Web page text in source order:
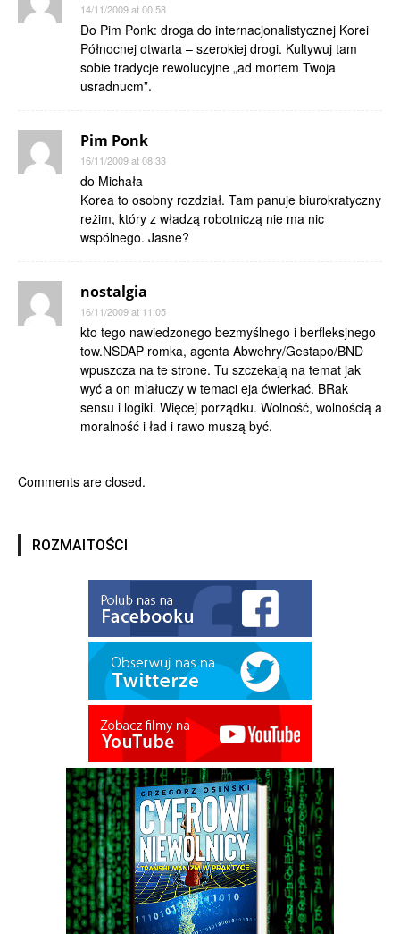
14/11/2009 at 00:58
Do Pim Ponk: droga do internacjonalistycznej Korei
Północnej otwarta – szerokiej drogi. Kultywuj tam
sobie tradycje rewolucyjne „ad mortem Twoja
usradnucm”.
Pim Ponk
16/11/2009 at 08:33
do Michała
Korea to osobny rozdział. Tam panuje biurokratyczny
reżim, który z władzą robotniczą nie ma nic
wspólnego. Jasne?
nostalgia
16/11/2009 at 11:05
kto tego nawiedzonego bezmyślnego i berfleksjnego
tow.NSDAP romka, agenta Abwehry/Gestapo/BND
wpuszcza na te strone. Tu szczekają na temat jak
wyć a on miałuczy w temaci eja ćwierkać. BRak
sensu i logiki. Więcej porządku. Wolność, wolnością a
moralność i ład i rawo muszą być.
Comments are closed.
ROZMAITOŚCI